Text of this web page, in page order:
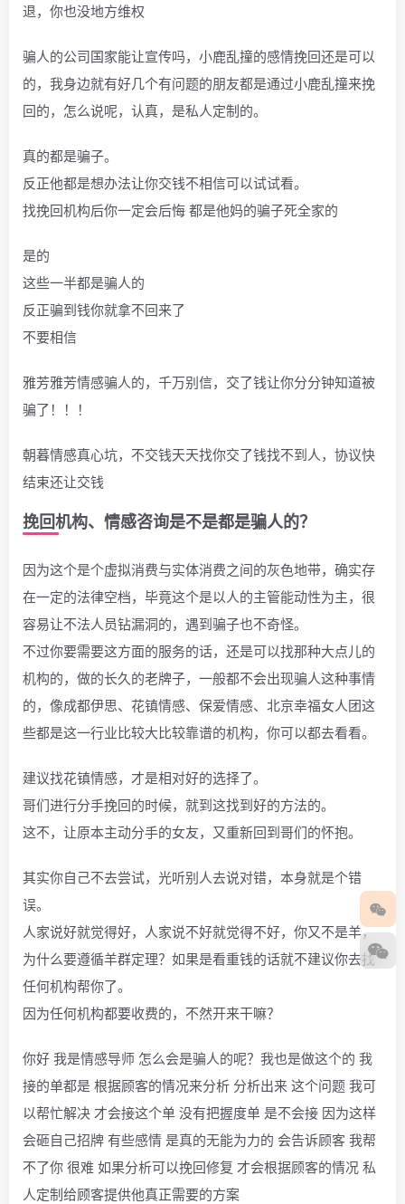
退，你也没地方维权
骗人的公司国家能让宣传吗，小鹿乱撞的感情挽回还是可以
的，我身边就有好几个有问题的朋友都是通过小鹿乱撞来挽
回的，怎么说呢，认真，是私人定制的。
真的都是骗子。
反正他都是想办法让你交钱不相信可以试试看。
找挽回机构后你一定会后悔 都是他妈的骗子死全家的
是的
这些一半都是骗人的
反正骗到钱你就拿不回来了
不要相信
雅芳雅芳情感骗人的，千万别信，交了钱让你分分钟知道被
骗了！！！
朝暮情感真心坑，不交钱天天找你交了钱找不到人，协议快
结束还让交钱
挽回机构、情感咨询是不是都是骗人的？
因为这个是个虚拟消费与实体消费之间的灰色地带，确实存
在一定的法律空档，毕竟这个是以人的主管能动性为主，很
容易让不法人员钻漏洞的，遇到骗子也不奇怪。
不过你要需要这方面的服务的话，还是可以找那种大点儿的
机构的，做的长久的老牌子，一般都不会出现骗人这种事情
的，像成都伊思、花镇情感、保爱情感、北京幸福女人团这
些都是这一行业比较大比较靠谱的机构，你可以都去看看。
建议找花镇情感，才是相对好的选择了。
哥们进行分手挽回的时候，就到这找到好的方法的。
这不，让原本主动分手的女友，又重新回到哥们的怀抱。
其实你自己不去尝试，光听别人去说对错，本身就是个错
误。
人家说好就觉得好，人家说不好就觉得不好，你又不是羊，
为什么要遵循羊群定理？如果是看重钱的话就不建议你去找
任何机构帮你了。
因为任何机构都要收费的，不然开来干嘛？
你好 我是情感导师 怎么会是骗人的呢？我也是做这个的 我
接的单都是 根据顾客的情况来分析 分析出来 这个问题 我可
以帮忙解决 才会接这个单 没有把握度单 是不会接 因为这样
会砸自己招牌 有些感情 是真的无能为力的 会告诉顾客 我帮
不了你 很难 如果分析可以挽回修复 才会根据顾客的情况 私
人定制给顾客提供他真正需要的方案